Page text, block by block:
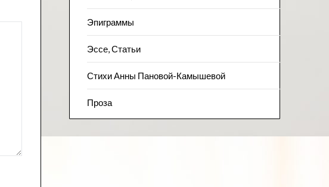
Эпиграммы
Эссе, Статьи
Стихи Анны Пановой-Камышевой
Проза